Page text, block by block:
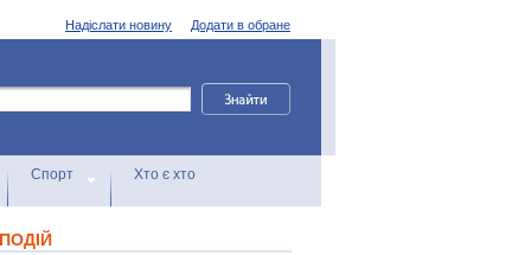
Додати в обране
Надіслати новину
Спорт Хто є хто